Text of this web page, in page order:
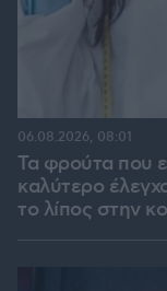
Τα φρούτα που
καλύτερο
το λίπος στην
06.08.2026, 08:01